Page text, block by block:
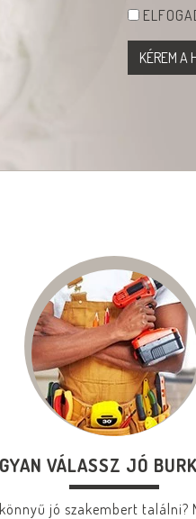
VÁLASSZ JÓ
jó szakembert találni?